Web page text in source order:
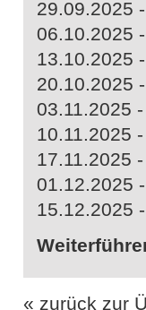
29.09.2025
06.10.2025
13.10.2025
20.10.2025
03.11.2025
10.11.2025
17.11.2025
01.12.2025
15.12.2025
« zurück zur